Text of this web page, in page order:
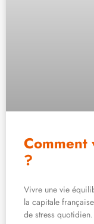
?
Vivre une vie
la capitale
de stress